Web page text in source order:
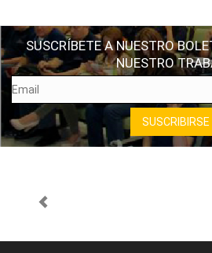
SUSCRÍBETE A NUESTRO
NUESTRO